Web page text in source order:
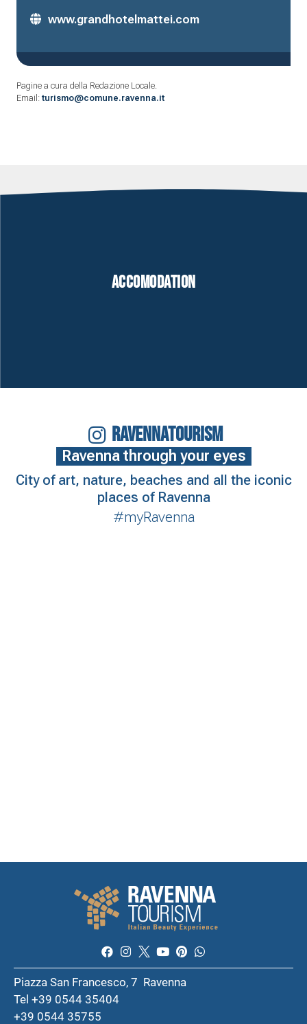
www.grandhotelmattei.com
Pagine a cura della Redazione Locale.
Email: turismo@comune.ravenna.it
Accomodation
RAVENNATOURISM
Ravenna through your eyes
City of art, nature, beaches and all the iconic
places of Ravenna
#myRavenna
Piazza San Francesco, 7 Ravenna
Tel +39 0544 35404
+39 0544 35755